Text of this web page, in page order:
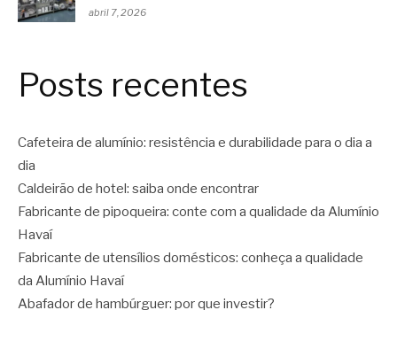
abril 7, 2026
Posts recentes
Cafeteira de alumínio: resistência e durabilidade para o dia a
dia
Caldeirão de hotel: saiba onde encontrar
Fabricante de pipoqueira: conte com a qualidade da Alumínio
Havaí
Fabricante de utensílios domésticos: conheça a qualidade
da Alumínio Havaí
Abafador de hambúrguer: por que investir?